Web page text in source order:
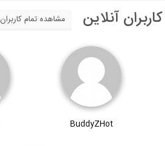
کاربران آنلاین مشاهده تمام کاربران
BuddyZHot